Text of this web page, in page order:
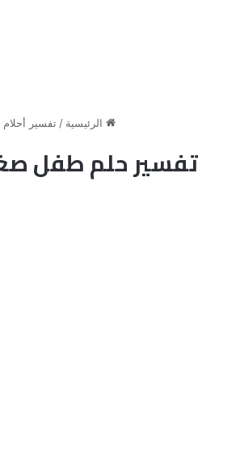
الرئيسية / تفسير أحلام
تفسير حلم طفل